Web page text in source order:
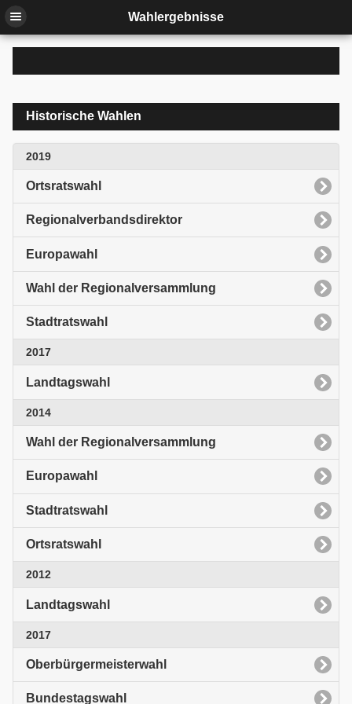
Wahlergebnisse
Historische Wahlen
2019
Ortsratswahl
Regionalverbandsdirektor
Europawahl
Wahl der Regionalversammlung
Stadtratswahl
2017
Landtagswahl
2014
Wahl der Regionalversammlung
Europawahl
Stadtratswahl
Ortsratswahl
2012
Landtagswahl
2017
Oberbürgermeisterwahl
Bundestagswahl